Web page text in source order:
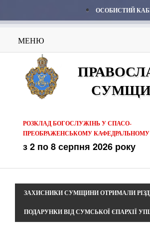
ОСОБИСТИЙ
МЕНЮ
РОЗКЛАД БОГОСЛУЖІНЬ У СПАСО-
ПРЕОБРАЖЕНСЬКОМУ КАФЕДРАЛЬНОМУ
з 2 по 8 серпня 2026 року
ЗАХИСНИКИ СУМЩИНИ ОТРИМАЛИ
ПОДАРУНКИ ВІД СУМСЬКОЇ ЄПАРХІЇ